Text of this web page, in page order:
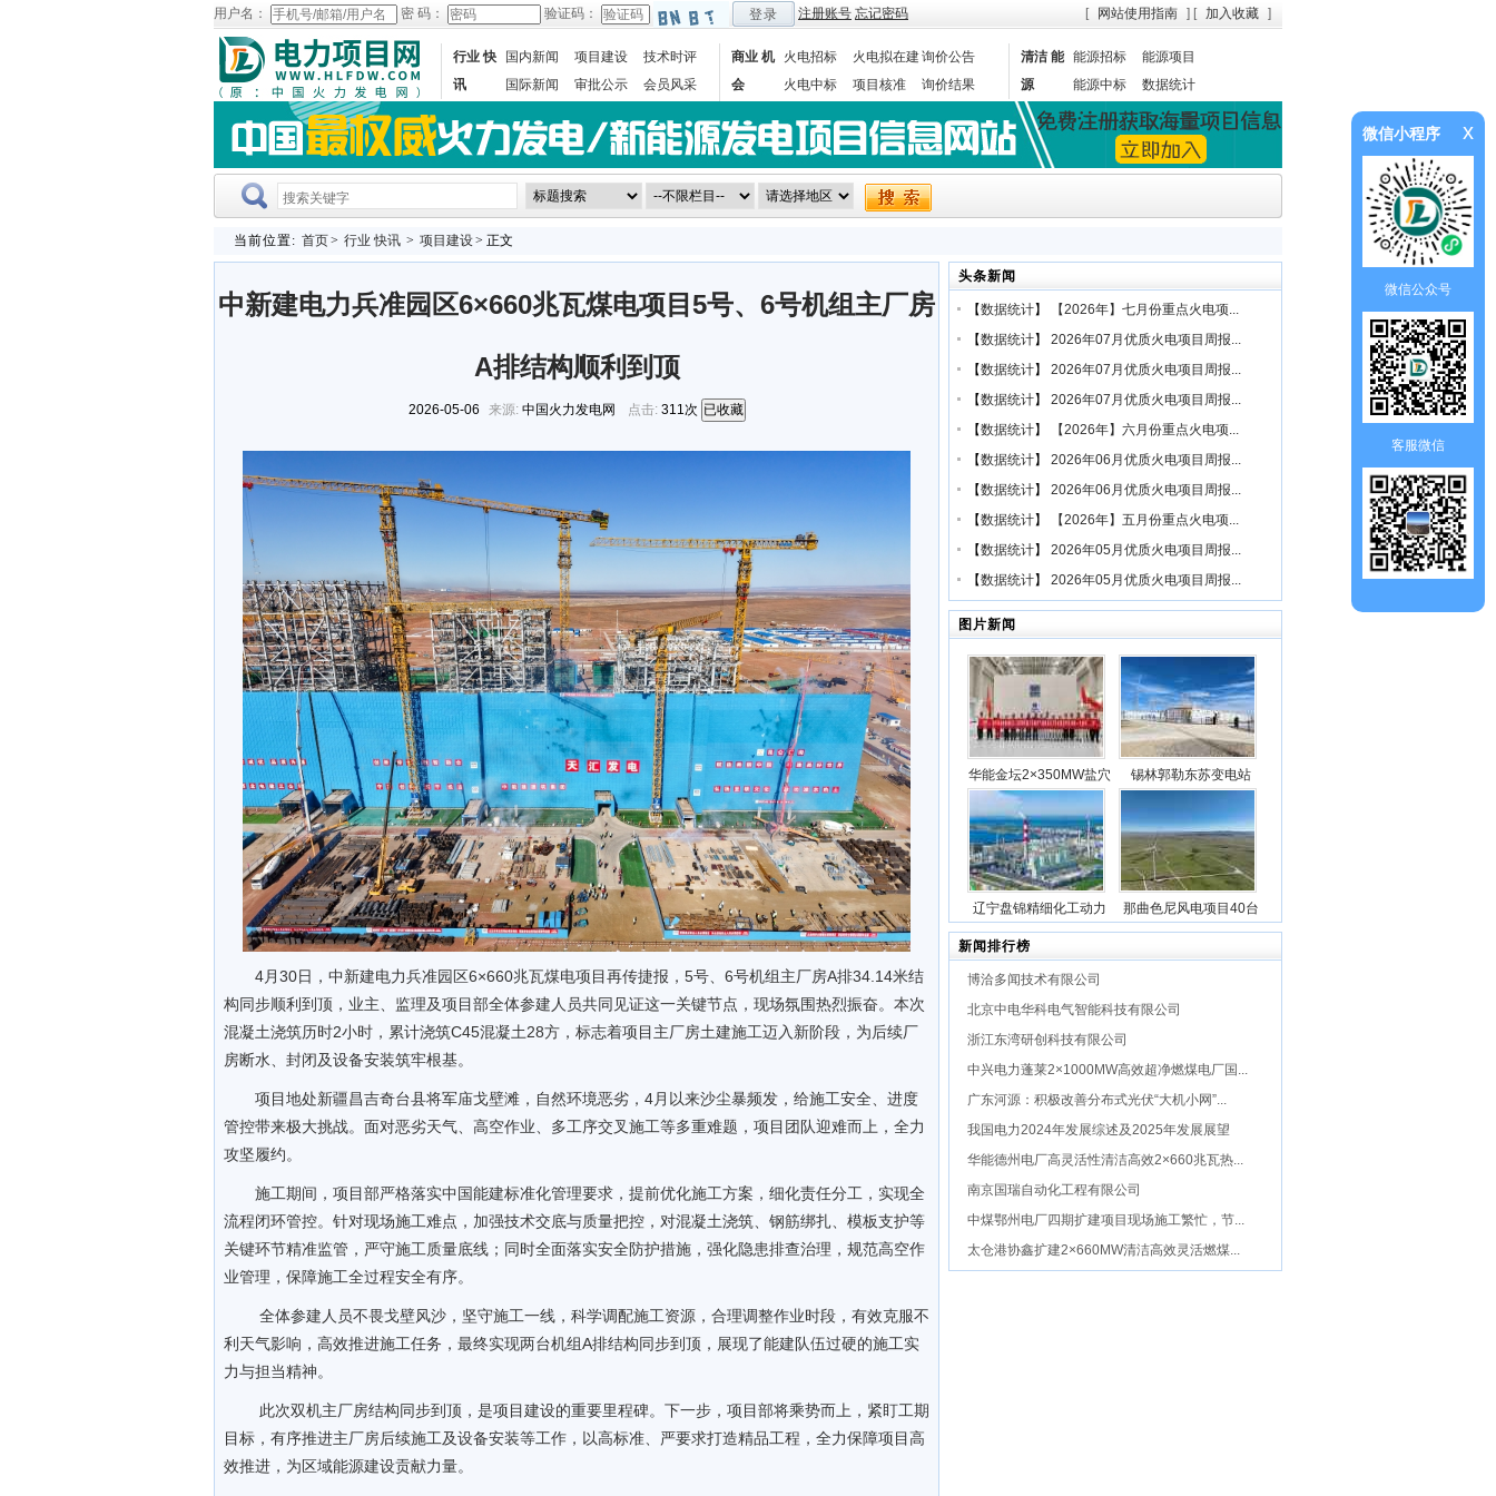
用户名： 密 码： 验证码： 登录 注册账号 忘记密码 [ 网站使用指南 ] [ 加入收藏 ]
行业 快
讯
国内新闻 项目建设
技术时评
国际新闻
审批公示 会员风采
商业 机
会
火电招标 火电拟在建询价公告
火电中标
项目核准
询价结果
清洁 能
源
能源招标
能源项目
能源中标
数据统计
当前位置: 首页> 行业 快讯 > 项目建设> 正文
中新建电力兵准园区6×660兆瓦煤电项目5号、6号机组主厂房
A排结构顺利到顶
2026-05-06 来源: 中国火力发电网 点击: 311次 已收藏
4月30日，中新建电力兵准园区6×660兆瓦煤电项目再传捷报，5号、6号机组主厂房A排34.14米结
构同步顺利到顶，业主、监理及项目部全体参建人员共同见证这一关键节点，现场氛围热烈振奋。本次
混凝土浇筑历时2小时，累计浇筑C45混凝土28方，标志着项目主厂房土建施工迈入新阶段，为后续厂
房断水、封闭及设备安装筑牢根基。
项目地处新疆昌吉奇台县将军庙戈壁滩，自然环境恶劣，4月以来沙尘暴频发，给施工安全、进度
管控带来极大挑战。面对恶劣天气、高空作业、多工序交叉施工等多重难题，项目团队迎难而上，全力
攻坚履约。
施工期间，项目部严格落实中国能建标准化管理要求，提前优化施工方案，细化责任分工，实现全
流程闭环管控。针对现场施工难点，加强技术交底与质量把控，对混凝土浇筑、钢筋绑扎、模板支护等
关键环节精准监管，严守施工质量底线；同时全面落实安全防护措施，强化隐患排查治理，规范高空作
业管理，保障施工全过程安全有序。
全体参建人员不畏戈壁风沙，坚守施工一线，科学调配施工资源，合理调整作业时段，有效克服不
利天气影响，高效推进施工任务，最终实现两台机组A排结构同步到顶，展现了能建队伍过硬的施工实
力与担当精神。
此次双机主厂房结构同步到顶，是项目建设的重要里程碑。下一步，项目部将乘势而上，紧盯工期
目标，有序推进主厂房后续施工及设备安装等工作，以高标准、严要求打造精品工程，全力保障项目高
效推进，为区域能源建设贡献力量。
头条新闻
【数据统计】
【2026年】七月份重点火电项...
【数据统计】 2026年07月优质火电项目周报...
【数据统计】 2026年07月优质火电项目周报...
【数据统计】 2026年07月优质火电项目周报...
【数据统计】
【2026年】六月份重点火电项...
【数据统计】 2026年06月优质火电项目周报...
【数据统计】 2026年06月优质火电项目周报...
【数据统计】
【2026年】五月份重点火电项...
【数据统计】 2026年05月优质火电项目周报...
【数据统计】 2026年05月优质火电项目周报...
图片新闻
华能金坛2×350MW盐穴
压缩空气储能发电项目2
号机组透平机冲转一次
成功
锡林郭勒东苏变电站
动100万千瓦/400万千瓦
时电源侧储能电站成功
并网
辽宁盘锦精细化工动力
站项目5台锅炉全部点火
成功
那曲色尼风电项目40台
新闻排行榜
博洽多闻技术有限公司
北京中电华科电气智能科技有限公司
浙江东湾研创科技有限公司
中兴电力蓬莱2×1000MW高效超净燃煤电厂国...
广东河源：积极改善分布式光伏“大机小网”...
我国电力2024年发展综述及2025年发展展望
华能德州电厂高灵活性清洁高效2×660兆瓦热...
南京国瑞自动化工程有限公司
中煤鄂州电厂四期扩建项目现场施工繁忙，节...
太仓港协鑫扩建2×660MW清洁高效灵活燃煤...
微信小程序 x
微信公众号
客服微信